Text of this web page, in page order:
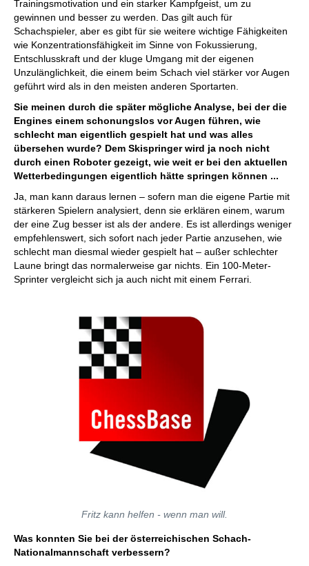
Trainingsmotivation und ein starker Kampfgeist, um zu
gewinnen und besser zu werden. Das gilt auch für
Schachspieler, aber es gibt für sie weitere wichtige Fähigkeiten
wie Konzentrationsfähigkeit im Sinne von Fokussierung,
Entschlusskraft und der kluge Umgang mit der eigenen
Unzulänglichkeit, die einem beim Schach viel stärker vor Augen
geführt wird als in den meisten anderen Sportarten.
Sie meinen durch die später mögliche Analyse, bei der die
Engines einem schonungslos vor Augen führen, wie
schlecht man eigentlich gespielt hat und was alles
übersehen wurde? Dem Skispringer wird ja noch nicht
durch einen Roboter gezeigt, wie weit er bei den aktuellen
Wetterbedingungen eigentlich hätte springen können ...
Ja, man kann daraus lernen – sofern man die eigene Partie mit
stärkeren Spielern analysiert, denn sie erklären einem, warum
der eine Zug besser ist als der andere. Es ist allerdings weniger
empfehlenswert, sich sofort nach jeder Partie anzusehen, wie
schlecht man diesmal wieder gespielt hat – außer schlechter
Laune bringt das normalerweise gar nichts. Ein 100-Meter-
Sprinter vergleicht sich ja auch nicht mit einem Ferrari.
Fritz kann helfen - wenn man will.
Was konnten Sie bei der österreichischen Schach-
Nationalmannschaft verbessern?